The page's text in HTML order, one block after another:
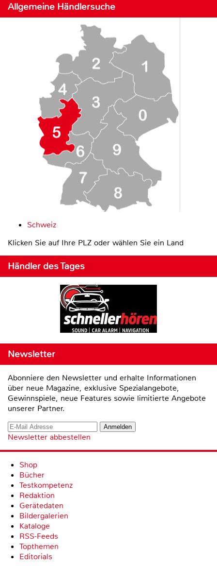
Allgemeine Händlersuche
Schweiz
Klicken Sie auf Ihre PLZ oder wählen Sie ein Land
Händler des Tages
Newsletter
Abonniere den Newsletter und erhalte Informationen
über neue Magazine, exklusive Spezialangebote,
Gewinnspiele, neue Features sowie limitierte Angebote
unserer Partner.
Newsletter abbestellen
Shop
Bücher
Testkompetenz
Redaktion
Gerätedaten
Bildergalerien
Kataloge
RSS-Feeds
Topthemen
Editorials